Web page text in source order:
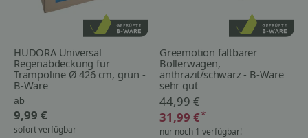
HUDORA Universal
Regenabdeckung für
Trampoline Ø 426 cm, grün -
B-Ware
ab
9,99 €
sofort verfügbar
Greemotion faltbarer
Bollerwagen,
anthrazit/schwarz - B-Ware
sehr gut
44,99 €
31,99 €*
nur noch 1 verfügbar!